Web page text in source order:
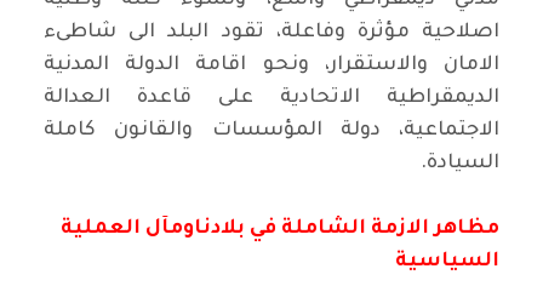
اصلاحية مؤثرة وفاعلة، تقود البلد الى شاطىء
الامان والاستقرار، ونحو اقامة الدولة المدنية
الديمقراطية الاتحادية على قاعدة العدالة
الاجتماعية، دولة المؤسسات والقانون كاملة
السيادة.
مظاهر الازمة الشاملة في بلادناومآل العملية
السياسية